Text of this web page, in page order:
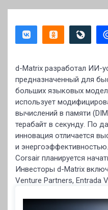
d-Matrix разработал ИИ-
предназначенный для
больших языковых
использует
вычислений в памяти
терабайт в секунду. По
инновация отличается
и
Corsair планируется
Инвесторы d-Matrix
Venture Partners, Entrada